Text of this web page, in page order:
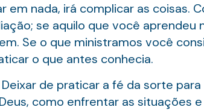
em nada, irá complicar as coisas.
se aquilo que você
Se o que ministramos você
o que antes conhecia.
de praticar a fé da sorte
como enfrentar as situações